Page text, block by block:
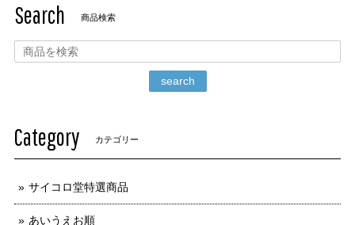
Search 商品検索
search
Category カテゴリー
サイコロ堂特選商品
あいうえお順